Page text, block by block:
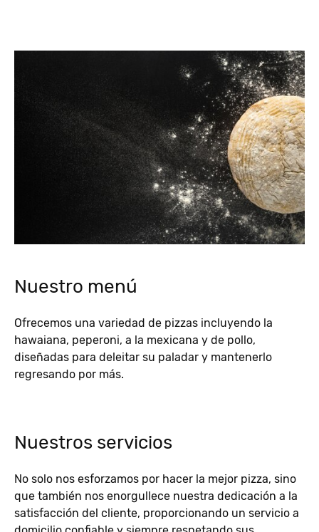
Nuestro menú
Ofrecemos una variedad de pizzas incluyendo la
hawaiana, peperoni, a la mexicana y de pollo,
diseñadas para deleitar su paladar y mantenerlo
regresando por más.
Nuestros servicios
No solo nos esforzamos por hacer la mejor pizza, sino
que también nos enorgullece nuestra dedicación a la
satisfacción del cliente, proporcionando un servicio a